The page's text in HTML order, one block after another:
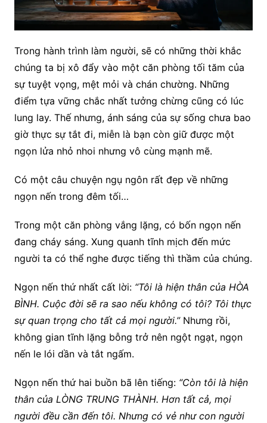
Trong hành trình làm người, sẽ có những thời khắc
chúng ta bị xô đẩy vào một căn phòng tối tăm của
sự tuyệt vọng, mệt mỏi và chán chường. Những
điểm tựa vững chắc nhất tưởng chừng cũng có lúc
lung lay. Thế nhưng, ánh sáng của sự sống chưa bao
giờ thực sự tắt đi, miễn là bạn còn giữ được một
ngọn lửa nhỏ nhoi nhưng vô cùng mạnh mẽ.
Có một câu chuyện ngụ ngôn rất đẹp về những
ngọn nến trong đêm tối…
Trong một căn phòng vắng lặng, có bốn ngọn nến
đang cháy sáng. Xung quanh tĩnh mịch đến mức
người ta có thể nghe được tiếng thì thầm của chúng.
Ngọn nến thứ nhất cất lời: “Tôi là hiện thân của HÒA
BÌNH. Cuộc đời sẽ ra sao nếu không có tôi? Tôi thực
sự quan trọng cho tất cả mọi người.”Nhưng rồi,
không gian tĩnh lặng bỗng trở nên ngột ngạt, ngọn
nến le lói dần và tắt ngấm.
Ngọn nến thứ hai buồn bã lên tiếng: “Còn tôi là hiện
thân của LÒNG TRUNG THÀNH. Hơn tất cả, mọi
người đều cần đến tôi. Nhưng có vẻ như con người